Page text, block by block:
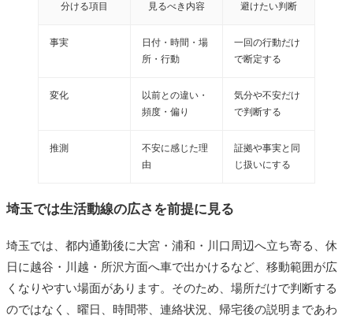
分ける項目 見るべき内容 避けたい判断
事実
日付・時間・場
所・行動
一回の行動だけ
で断定する
変化
以前との違い・
頻度・偏り
気分や不安だけ
で判断する
推測
不安に感じた理
由
証拠や事実と同
じ扱いにする
埼玉では生活動線の広さを前提に見る
埼玉では、都内通勤後に大宮・浦和・川口周辺へ立ち寄る、休
日に越谷・川越・所沢方面へ車で出かけるなど、移動範囲が広
くなりやすい場面があります。そのため、場所だけで判断する
のではなく、曜日、時間帯、連絡状況、帰宅後の説明まであわ